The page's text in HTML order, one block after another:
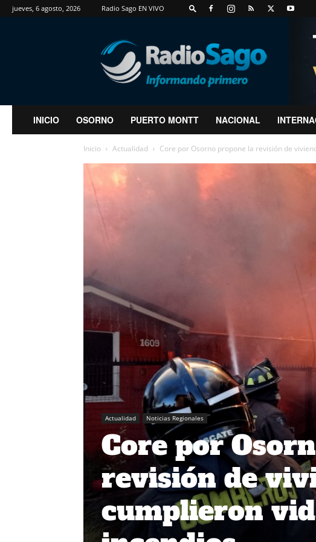
jueves, 6 agosto, 2026 Radio Sago EN VIVO
RadioSago
INICIO OSORNO PUERTO MONTT NACIONAL
Inicio Actualidad Core por Osorno propone la revisión de
Actualidad Noticias Regionales
Core por
revisión de
cumplieron